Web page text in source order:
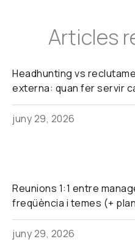
Articles
Headhunting vs
externa: quan fer servir
juny 29, 2026
Reunions 1:1 entre
freqüència i temes (+
juny 29, 2026